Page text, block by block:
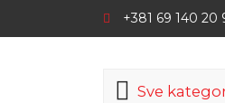
+381 69 140 20
Sve